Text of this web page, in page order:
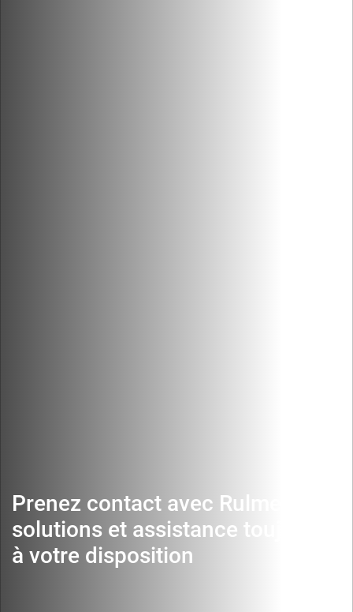
Prenez contact avec Rulmeca :
solutions et assistance toujours
à votre disposition